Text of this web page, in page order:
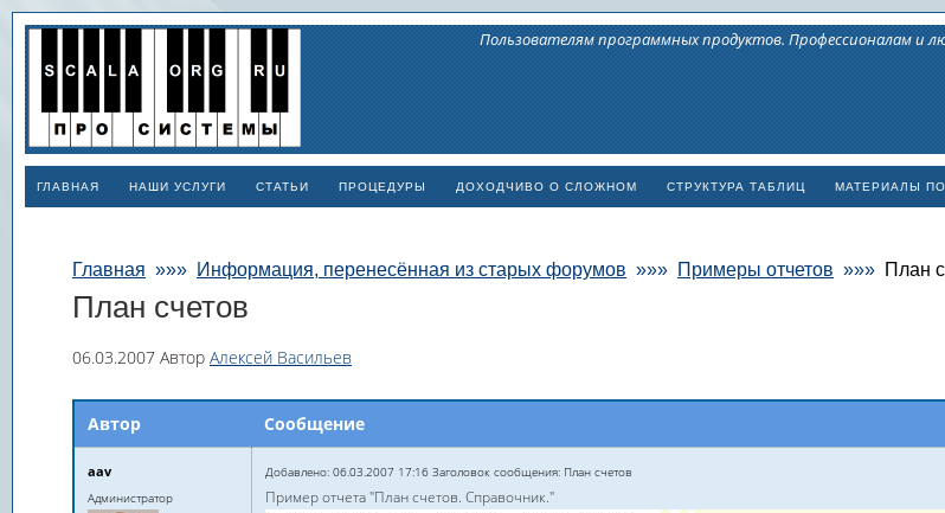
Пользователям программных продуктов. Профессионалам и
ГЛАВНАЯ НАШИ УСЛУГИ СТАТЬИ ПРОЦЕДУРЫ ДОХОДЧИВО О СЛОЖНОМ СТРУКТУРА ТАБЛИЦ МАТЕРИАЛЫ ПО
Главная »»» Информация, перенесённая из старых форумов »»» Примеры отчетов »»» План
План счетов
06.03.2007 Автор Алексей Васильев
Автор Сообщение
aav
Администратор
Добавлено: 06.03.2007 17:16 Заголовок сообщения: План счетов
Пример отчета "План счетов. Справочник."